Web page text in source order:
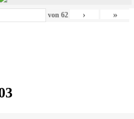
von 62 › »